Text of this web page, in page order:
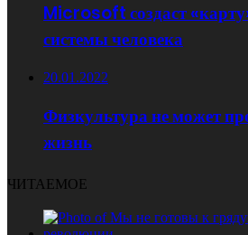
Microsoft создаст
системы человека
20.01.2022
Физкультура не может
жизнь
ЧИТАЕМОЕ